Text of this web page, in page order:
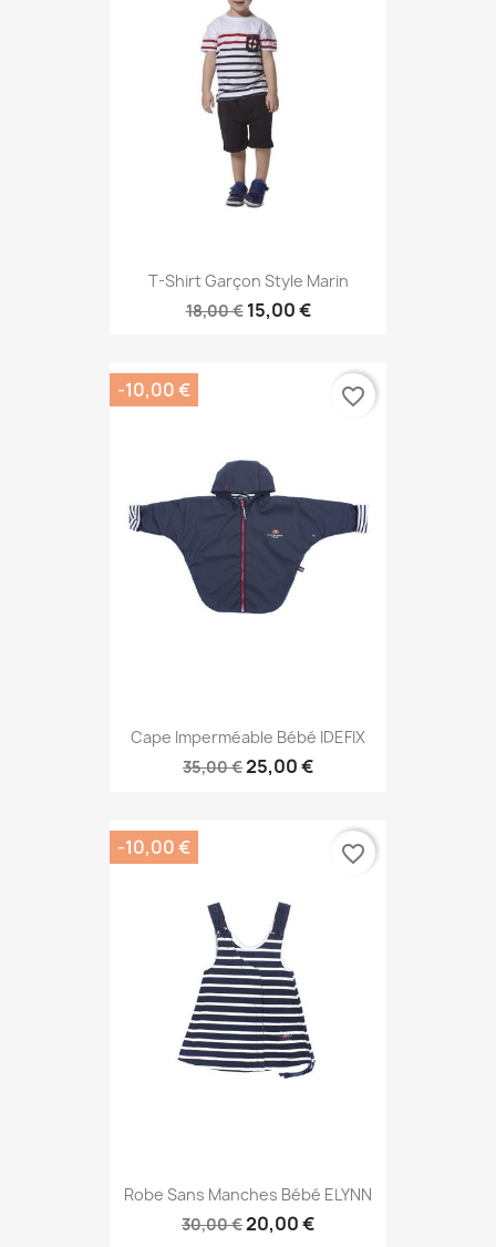
T-Shirt Garçon Style Marin
18,00 € 15,00 €
Cape Imperméable Bébé IDEFIX
35,00 €25,00 €
-10,00 € favorite_border
Robe Sans Manches Bébé ELYNN
30,00 €20,00 €
-10,00 € favorite_border